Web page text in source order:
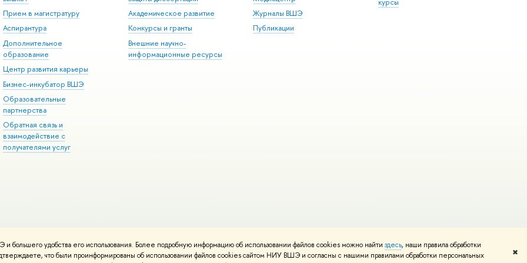
удобства его использования. Более подробную информацию об использовании файлов cookies можно найти здесь, наши правила обработки
что были проинформированы об использовании файлов cookies сайтом НИУ ВШЭ и согласны с нашими правилами обработки персональных
✖
Прием в магистратуру
Аспирантура
Дополнительное
образование
Центр развития карьеры
Бизнес-инкубатор ВШЭ
Образовательные
партнерства
Обратная связь и
взаимодействие с
получателями услуг
Академическое развитие
Конкурсы и гранты
Внешние научно-
информационные ресурсы
Журналы ВШЭ
Публикации
курсы
Редактору
Условия использования материалов Политика конфиденциальности Карта сайта
вШколе дизайна НИУ ВШЭ